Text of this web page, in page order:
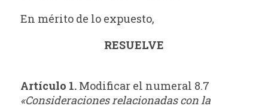
En mérito de lo expuesto,
RESUELVE
Artículo 1. Modificar el numeral 8.7
«Consideraciones relacionadas con la